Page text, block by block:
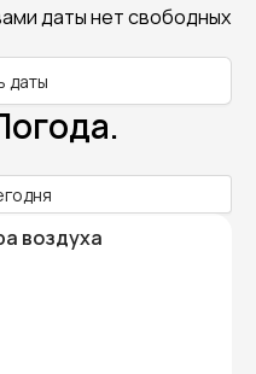
даты нет свободных
даты
воздуха